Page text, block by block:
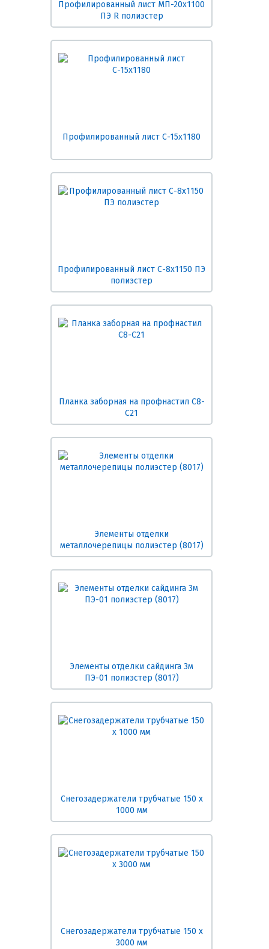
Профилированный лист МП-20х1100
ПЭ R полиэстер
Профилированный лист С-15х1180
Профилированный лист С-8х1150 ПЭ
полиэстер
Планка заборная на профнастил С8-
С21
Элементы отделки
металлочерепицы полиэстер (8017)
Элементы отделки сайдинга 3м
ПЭ-01 полиэстер (8017)
Снегозадержатели трубчатые 150 х
1000 мм
Снегозадержатели трубчатые 150 х
3000 мм